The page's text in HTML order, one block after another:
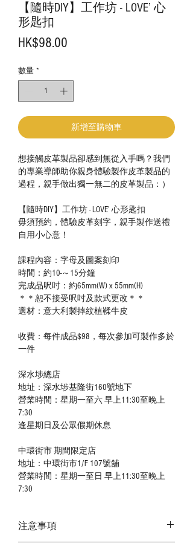
【隨時DIY】工作坊 - LOVE’ 心
形匙扣
HK$98.00
數量 *
新增至購物車
想接觸皮革製品卻感到無從入手嗎？我們
的專業導師助你親身體驗製作皮革製品的
過程，親手做出獨一無二的皮革製品：）
【隨時DIY】工作坊 - LOVE’ 心形匙扣
毋須預約，體驗皮革刻字，親手製作送禮
自用小心意！
課程內容：字母及圖案刻印
時間：約10-～15分鐘
完成品呎吋：約65mm(W) x 55mm(H)
＊＊恕不接受呎吋及款式更改＊＊
選材：意大利製摔紋植鞣牛皮
收費：每件成品$98，每次參加可製作多於
一件
深水埗總店
地址：深水埗基隆街160號地下
營業時間：星期一至六 早上11:30至晚上
7:30
逢星期日及公眾假期休息
中環街市 期間限定店
地址：中環街市1/F 107號舖
營業時間：星期一至日 早上11:30至晚上
7:30
注意事項